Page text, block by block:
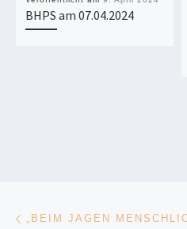
BHPS am 07.04.2024
„BEIM JAGEN